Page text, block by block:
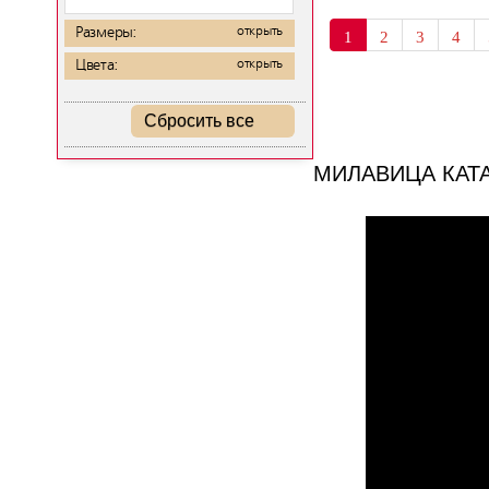
Размеры: открыть
Цвета: открыть
Сбросить все
1 2 3 4
МИЛАВИЦА